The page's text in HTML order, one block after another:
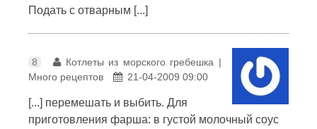
Подать с отварным [...]
8
Котлеты из морского гребешка |
Много рецептов
21-04-2009 09:00
[...] перемешать и выбить. Для
приготовления фарша: в густой молочный соус